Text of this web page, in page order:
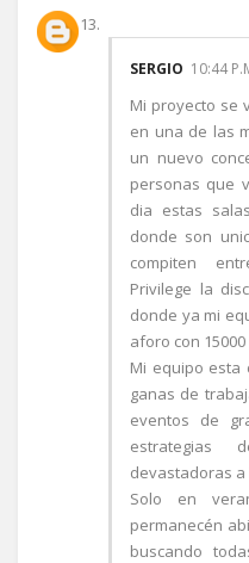
SERGIO 10:44
Mi proyecto se
en una de las
un nuevo
personas que
dia estas
donde son
compiten
Privilege la
donde ya mi
aforo con
Mi equipo esta
ganas de
eventos de
estrategias
devastadoras
Solo en
permanecén
buscando